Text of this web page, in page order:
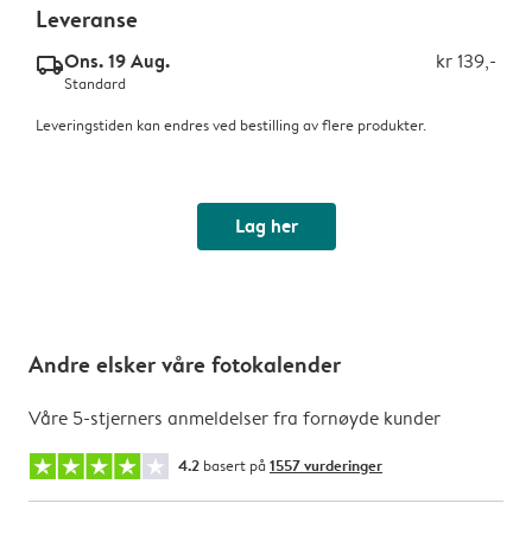
Leveranse
delivery_standard_v2Ons. 19 Aug. kr 139,-
Standard
Leveringstiden kan endres ved bestilling av flere produkter.
Lag her
Andre elsker våre fotokalender
Våre 5-stjerners anmeldelser fra fornøyde kunder
4.2 basert på 1557 vurderinger